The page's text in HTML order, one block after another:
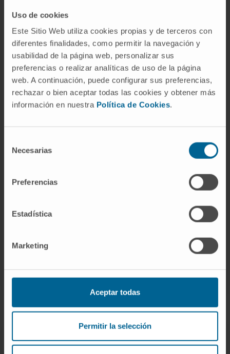
Uso de cookies
Este Sitio Web utiliza cookies propias y de terceros con
diferentes finalidades, como permitir la navegación y
usabilidad de la página web, personalizar sus
preferencias o realizar analíticas de uso de la página
web. A continuación, puede configurar sus preferencias,
rechazar o bien aceptar todas las cookies y obtener más
información en nuestra Política de Cookies.
Necesarias
Preferencias
Estadística
Marketing
Aceptar todas
Permitir la selección
El tratamiento inicial de la parálisis facial
En el caso de la parálisis facial idiopática el
tratamiento inicial generalmente consiste en
la administración de antivirales y corticoides.
Si la parálisis es debida a un traumatismo, se
puede administrar tratamiento con
Por otro lado, como el párpado no se cierra,
es necesaria la protección ocular. Para ello se
utilizan gafas de sol, lágrimas artificiales,
parche durante el sueño, o la colocación de
El Departamento de